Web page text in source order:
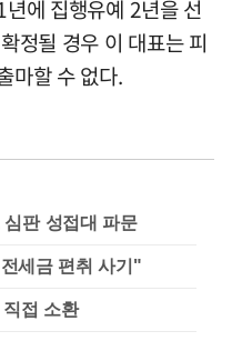
에 집행유예 2년을 선
정될 경우 이 대표는 피
마할 수 없다.
판 성접대 파문
세금 편취 사기"
접 소환